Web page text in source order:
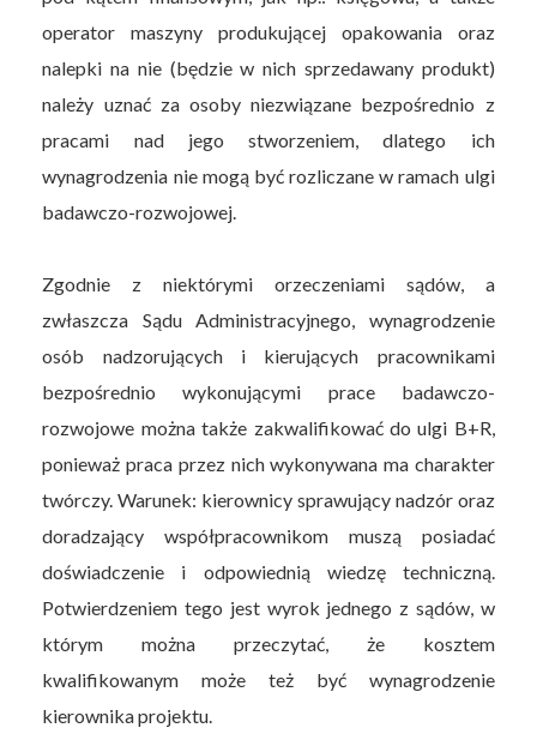
operator maszyny produkującej opakowania oraz
nalepki na nie (będzie w nich sprzedawany produkt)
należy uznać za osoby niezwiązane bezpośrednio z
pracami nad jego stworzeniem, dlatego ich
wynagrodzenia nie mogą być rozliczane w ramach ulgi
badawczo-rozwojowej.
Zgodnie z niektórymi orzeczeniami sądów, a
zwłaszcza Sądu Administracyjnego, wynagrodzenie
osób nadzorujących i kierujących pracownikami
bezpośrednio wykonującymi prace badawczo-
rozwojowe można także zakwalifikować do ulgi B+R,
ponieważ praca przez nich wykonywana ma charakter
twórczy. Warunek: kierownicy sprawujący nadzór oraz
doradzający współpracownikom muszą posiadać
doświadczenie i odpowiednią wiedzę techniczną.
Potwierdzeniem tego jest wyrok jednego z sądów, w
którym można przeczytać, że kosztem
kwalifikowanym może też być wynagrodzenie
kierownika projektu.